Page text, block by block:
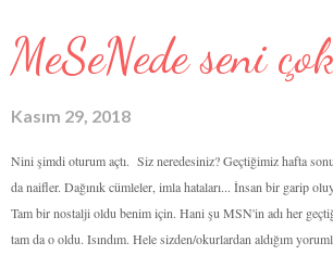
MeSeNede seni
Kasım 29, 2018
Nini şimdi oturum açtı. Siz neredesiniz? Geçtiğimiz hafta sonu
da naifler. Dağınık cümleler, imla hataları... İnsan bir garip
Tam bir nostalji oldu benim için. Hani şu MSN'in adı her
tam da o oldu. Isındım. Hele sizden/okurlardan aldığım